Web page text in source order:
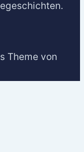
Theme von